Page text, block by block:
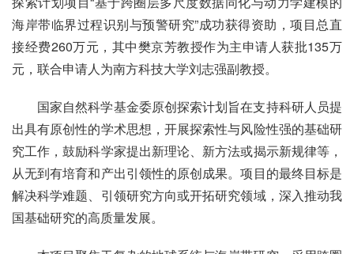
海岸带临界过程识别与预警研究”成功获得资助，项目总直
接经费260万元，其中樊京芳教授作为主申请人获批135万
元，联合申请人为南方科技大学刘志强副教授。
国家自然科学基金委原创探索计划旨在支持科研人员提
出具有原创性的学术思想，开展探索性与风险性强的基础研
究工作，鼓励科学家提出新理论、新方法或揭示新规律等，
从无到有培育和产出引领性的原创成果。项目的最终目标是
解决科学难题、引领研究方向或开拓研究领域，深入推动我
国基础研究的高质量发展。